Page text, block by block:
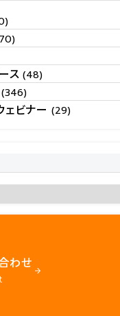
ス(48)
(346)
ェビナー (29)
わせ